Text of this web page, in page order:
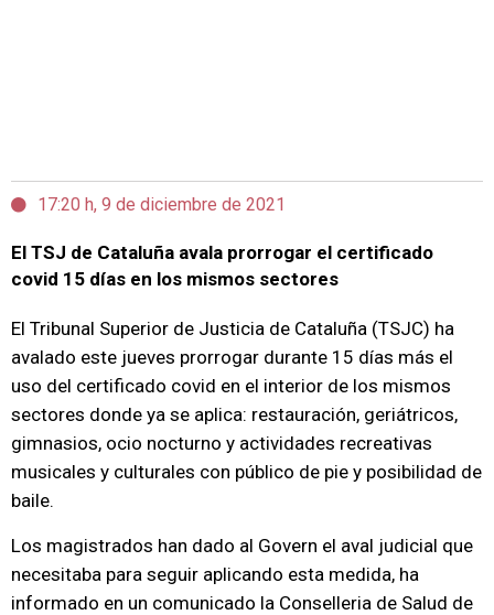
17:20 h, 9 de diciembre de 2021
El TSJ de Cataluña avala prorrogar el certificado
covid 15 días en los mismos sectores
El Tribunal Superior de Justicia de Cataluña (TSJC) ha
avalado este jueves prorrogar durante 15 días más el
uso del certificado covid en el interior de los mismos
sectores donde ya se aplica: restauración, geriátricos,
gimnasios, ocio nocturno y actividades recreativas
musicales y culturales con público de pie y posibilidad de
baile.
Los magistrados han dado al Govern el aval judicial que
necesitaba para seguir aplicando esta medida, ha
informado en un comunicado la Conselleria de Salud de